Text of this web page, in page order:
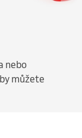
nebo
můžete